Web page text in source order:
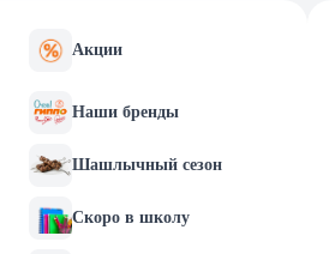
Акции
Наши бренды
Шашлычный сезон
Скоро в школу